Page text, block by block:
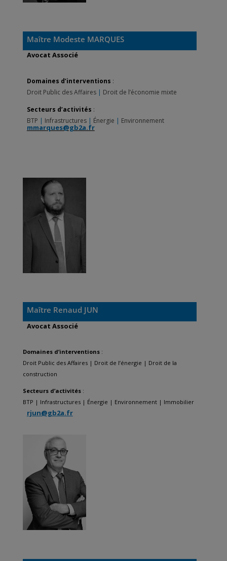
Maître Modeste MARQUES
Avocat Associé
Domaines d’interventions :
Droit Public des Affaires | Droit de l’économie mixte
Secteurs d’activités :
BTP | Infrastructures | Énergie | Environnement
mmarques@gb2a.fr
Maître Renaud JUN
Avocat Associé
Domaines d’interventions :
Droit Public des Affaires | Droit de l’énergie | Droit de la
construction
Secteurs d’activités :
BTP | Infrastructures | Énergie | Environnement | Immobilier
rjun@gb2a.fr